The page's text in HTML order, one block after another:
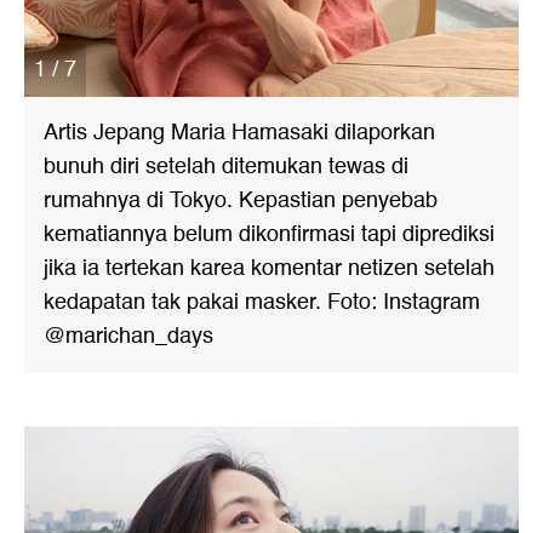
1 / 7
Artis Jepang Maria Hamasaki dilaporkan
bunuh diri setelah ditemukan tewas di
rumahnya di Tokyo. Kepastian penyebab
kematiannya belum dikonfirmasi tapi diprediksi
jika ia tertekan karea komentar netizen setelah
kedapatan tak pakai masker. Foto: Instagram
@marichan_days